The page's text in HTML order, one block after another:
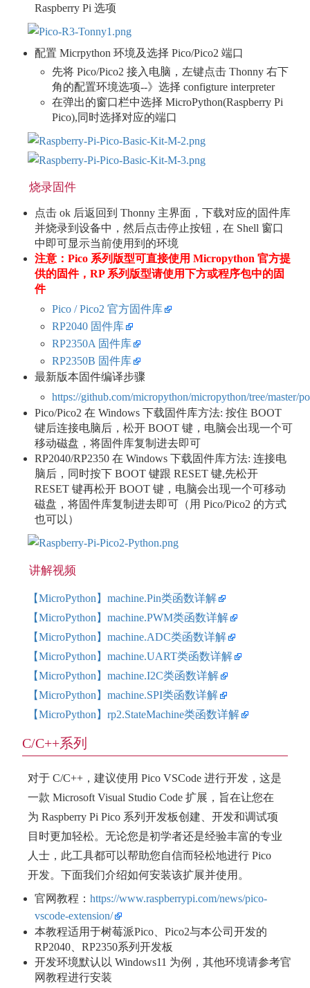
Raspberry Pi 选项
配置 Micrpython 环境及选择 Pico/Pico2 端口
先将 Pico/Pico2 接入电脑，左键点击 Thonny 右下
角的配置环境选项--》选择 configture interpreter
在弹出的窗口栏中选择 MicroPython(Raspberry Pi
Pico),同时选择对应的端口
烧录固件
点击 ok 后返回到 Thonny 主界面，下载对应的固件库
并烧录到设备中，然后点击停止按钮，在 Shell 窗口
中即可显示当前使用到的环境
注意：Pico 系列版型可直接使用 Micropython 官方提
供的固件，RP 系列版型请使用下方或程序包中的固
件
Pico / Pico2 官方固件库
RP2040 固件库
RP2350A 固件库
RP2350B 固件库
最新版本固件编译步骤
https://github.com/micropython/micropython/tree/master/
Pico/Pico2 在 Windows 下载固件库方法: 按住 BOOT
键后连接电脑后，松开 BOOT 键，电脑会出现一个可
移动磁盘，将固件库复制进去即可
RP2040/RP2350 在 Windows 下载固件库方法: 连接电
脑后，同时按下 BOOT 键跟 RESET 键,先松开
RESET 键再松开 BOOT 键，电脑会出现一个可移动
磁盘，将固件库复制进去即可（用 Pico/Pico2 的方式
也可以）
讲解视频
【MicroPython】machine.Pin类函数详解
【MicroPython】machine.PWM类函数详解
【MicroPython】machine.ADC类函数详解
【MicroPython】machine.UART类函数详解
【MicroPython】machine.I2C类函数详解
【MicroPython】machine.SPI类函数详解
【MicroPython】rp2.StateMachine类函数详解
C/C++系列
对于 C/C++，建议使用 Pico VSCode 进行开发，这是
一款 Microsoft Visual Studio Code 扩展，旨在让您在
为 Raspberry Pi Pico 系列开发板创建、开发和调试项
目时更加轻松。无论您是初学者还是经验丰富的专业
人士，此工具都可以帮助您自信而轻松地进行 Pico
开发。下面我们介绍如何安装该扩展并使用。
官网教程： https://www.raspberrypi.com/news/pico-
vscode-extension/
本教程适用于树莓派Pico、Pico2与本公司开发的
RP2040、RP2350系列开发板
开发环境默认以 Windows11 为例，其他环境请参考官
网教程进行安装